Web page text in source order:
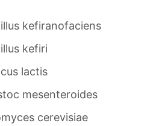
kefiranofaciens
kefiri
lactis
mesenteroides
cerevisiae